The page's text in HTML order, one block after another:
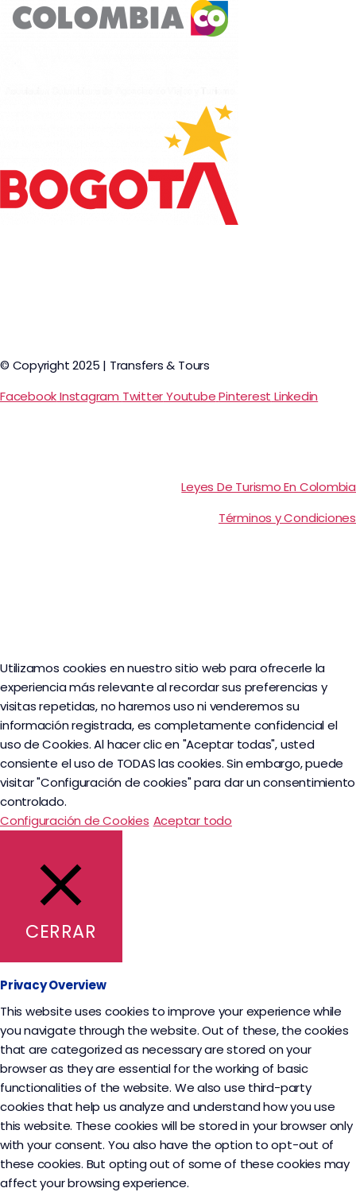
© Copyright 2025 | Transfers & Tours
FacebookInstagram TwitterYoutubePinterest Linkedin
Leyes De Turismo En Colombia
Términos y Condiciones
Utilizamos cookies en nuestro sitio web para ofrecerle la
experiencia más relevante al recordar sus preferencias y
visitas repetidas, no haremos uso ni venderemos su
información registrada, es completamente confidencial el
uso de Cookies. Al hacer clic en "Aceptar todas", usted
consiente el uso de TODAS las cookies. Sin embargo, puede
visitar "Configuración de cookies" para dar un consentimiento
controlado.
Configuración de Cookies Aceptar todo
CERRAR
Privacy Overview
This website uses cookies to improve your experience while
you navigate through the website. Out of these, the cookies
that are categorized as necessary are stored on your
browser as they are essential for the working of basic
functionalities of the website. We also use third-party
cookies that help us analyze and understand how you use
this website. These cookies will be stored in your browser only
with your consent. You also have the option to opt-out of
these cookies. But opting out of some of these cookies may
affect your browsing experience.